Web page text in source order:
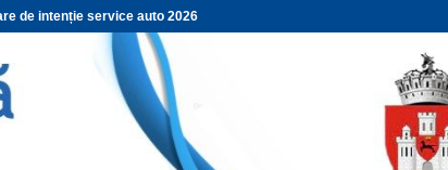
de intenție service auto 2026